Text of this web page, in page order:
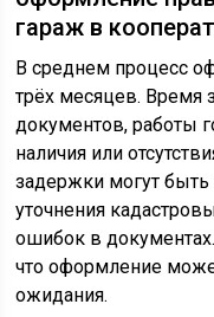
гараж в
В среднем процесс
трёх месяцев. Время
документов, работы
наличия или
задержки могут
уточнения
ошибок в
что оформление
ожидания.